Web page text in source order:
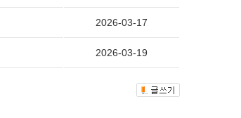
2026-03-17
2026-03-19